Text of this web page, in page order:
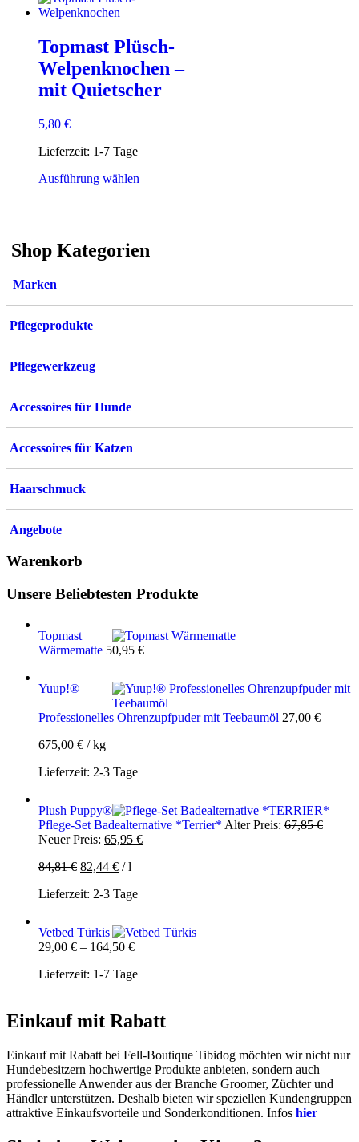
Topmast Plüsch-
Welpenknochen –
mit Quietscher
5,80 €
Lieferzeit: 1-7 Tage
Ausführung wählen
auf.
auf
gewählt
Shop Kategorien
Marken
Pflegeprodukte
Pflegewerkzeug
Accessoires für Hunde
Accessoires für Katzen
Haarschmuck
Angebote
Warenkorb
Unsere Beliebtesten Produkte
Topmast
Wärmematte 50,95 €
Yuup!®
Professionelles Ohrenzupfpuder mit Teebaumöl 27,00 €
675,00 € /kg
Lieferzeit: 2-3 Tage
Plush Puppy®
Pflege-Set Badealternative *Terrier* Alter Preis: 67,85€
Neuer Preis: 65,95 €Aktueller
84,81€ 82,44 € /l
Lieferzeit: 2-3 Tage
Vetbed Türkis
29,00 € – 164,50 €
Lieferzeit: 1-7 Tage
Einkauf mit Rabatt
Einkauf mit Rabatt bei Fell-Boutique Tibidog möchten wir nicht nur
Hundebesitzern hochwertige Produkte anbieten, sondern auch
professionelle Anwender aus der Branche Groomer, Züchter und
Händler unterstützen. Deshalb bieten wir speziellen Kundengruppen
attraktive Einkaufsvorteile und Sonderkonditionen. Infos hier